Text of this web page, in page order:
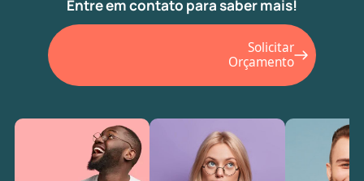
Entre em contato para saber mais!
Solicitar
Orçamento